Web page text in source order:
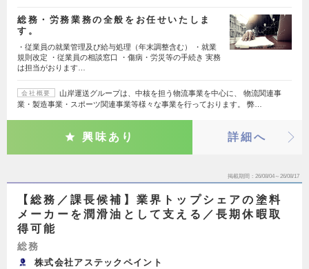
総務・労務業務の全般をお任せいたしま
す。
・従業員の就業管理及び給与処理（年末調整含む） ・就業
規則改定 ・従業員の相談窓口 ・傷病・労災等の手続き 実務
は担当がおります…
会社概要
山岸運送グループは、中核を担う物流事業を中心に、 物流関連事
業・製造事業・スポーツ関連事業等様々な事業を行っております。 弊…
興味あり 詳細へ
掲載期間 26/08/04～26/08/17
【総務／課長候補】業界トップシェアの塗料
メーカーを潤滑油として支える／長期休暇取
得可能
総務
株式会社アステックペイント